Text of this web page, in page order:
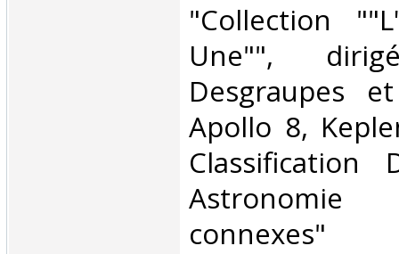
‎"Collection
Une"",
Desgraupes
Apollo 8,
Classification
Astronomie
connexes"‎